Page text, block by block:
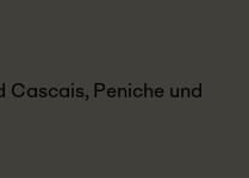
Cascais, Peniche und